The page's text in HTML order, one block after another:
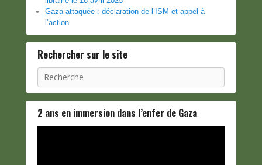
Gaza attaquée : déclaration de l’ISM et appel à
l’action
Rechercher sur le site
Recherche
2 ans en immersion dans l’enfer de Gaza